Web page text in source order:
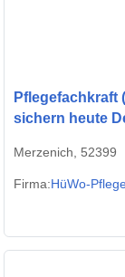
Pflegefachkraft
sichern heute
Merzenich, 52399
Firma:HüWo-